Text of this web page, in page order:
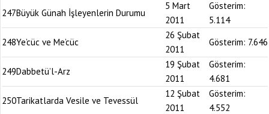
247Büyük Günah İşleyenlerin Durumu
5 Mart
2011
Gösterim:
5.114
248Ye’cüc ve Me’cüc
26 Şubat
2011
Gösterim: 7.646
249Dabbetü’l-Arz
19 Şubat
2011
Gösterim:
4.681
250Tarikatlarda Vesile ve Tevessül
12 Şubat
2011
Gösterim:
4.552